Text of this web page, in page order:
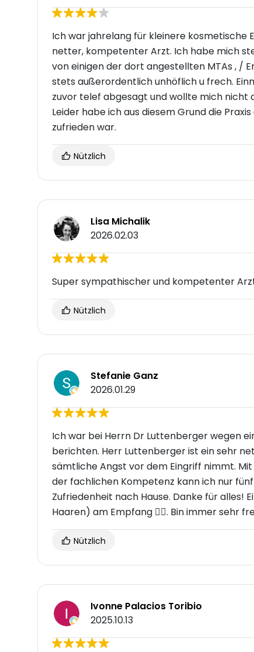
Ich war jahrelang für kleinere kosmetische
netter, kompetenter Arzt. Ich habe mich
von einigen der dort angestellten MTAs , /
stets außerordentlich unhöflich u frech.
zuvor telef abgesagt und wollte mich
Leider habe ich aus diesem Grund die
zufrieden war.
Nützlich
Lisa Michalik
2026.02.03
Super sympathischer und kompetenter
Nützlich
Stefanie Ganz
2026.01.29
Ich war bei Herrn Dr Luttenberger wegen
berichten. Herr Luttenberger ist ein sehr
sämtliche Angst vor dem Eingriff nimmt.
der fachlichen Kompetenz kann ich nur fünf
Zufriedenheit nach Hause. Danke für alles!
Haaren) am Empfang 👌🏼. Bin immer sehr
Nützlich
Ivonne Palacios Toribio
2025.10.13